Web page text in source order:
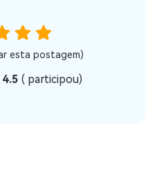
esta postagem)
4.5 ( participou)